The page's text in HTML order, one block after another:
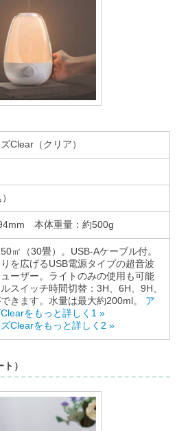
Clear（クリア）
本体重量：約500g
㎡（30畳）。USB-Aケーブル付。
を広げるUSB電源タイプの超音波
ーザー。ライトのみの使用も可能
スイッチ時間切替：3H、6H、9H、
きます。水量は最大約200ml。 ア
をもっと詳しく1 »
Clearをもっと詳しく2 »
）